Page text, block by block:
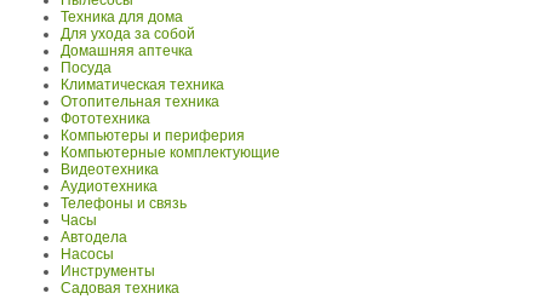
Техника для дома
Для ухода за собой
Домашняя аптечка
Посуда
Климатическая техника
Отопительная техника
Фототехника
Компьютеры и периферия
Компьютерные комплектующие
Видеотехника
Аудиотехника
Телефоны и связь
Часы
Автодела
Насосы
Инструменты
Садовая техника